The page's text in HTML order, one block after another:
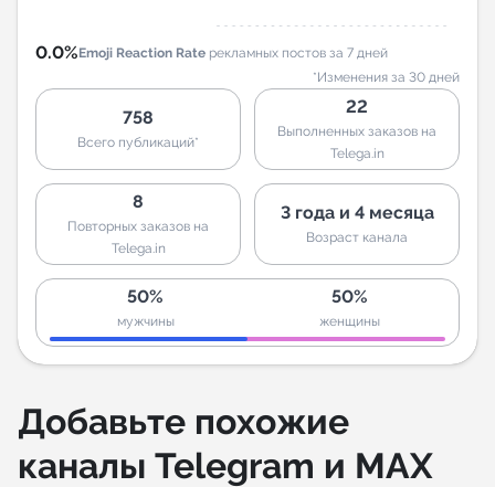
0.0%Emoji Reaction Rate рекламных постов за 7 дней
*Изменения за 30 дней
758
Всего публикаций*
22
Выполненных заказов на
Telega.in
8
Повторных заказов на
Telega.in
3 года и 4 месяца
Возраст канала
50%
мужчины
50%
женщины
Добавьте похожие
каналы Telegram и MAX